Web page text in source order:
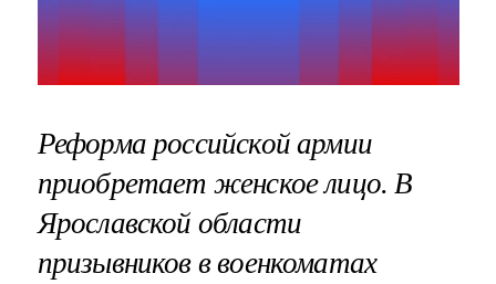
Реформа российской армии
приобретает женское лицо. В
Ярославской области
призывников в военкоматах